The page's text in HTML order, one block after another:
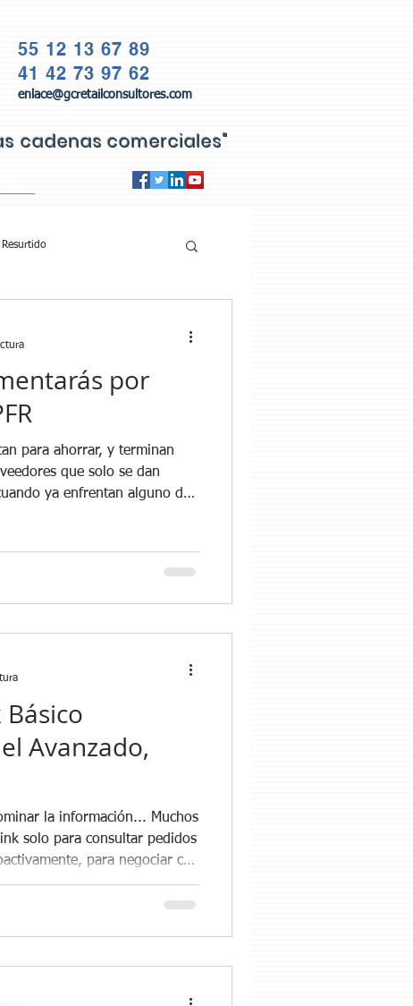
55 12 13 67 89
41 42 73 97 62
enlace@gcretailconsultores.com
cadenas comerciales"
Resurtido
por
para ahorrar, y terminan
es un trámite, es una forma
Avanzado,
la información... Muchos
para lograr justo eso:
solución, planeación o